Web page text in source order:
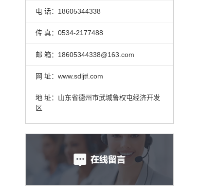
电 话：18605344338
传 真：0534-2177488
邮 箱：18605344338@163.com
网 址：www.sdljtf.com
地 址：山东省德州市武城鲁权屯经济开发
区